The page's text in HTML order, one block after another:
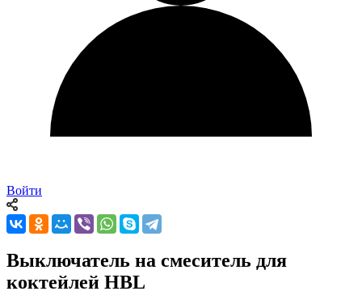
Войти
Выключатель на смеситель для
коктейлей HBL